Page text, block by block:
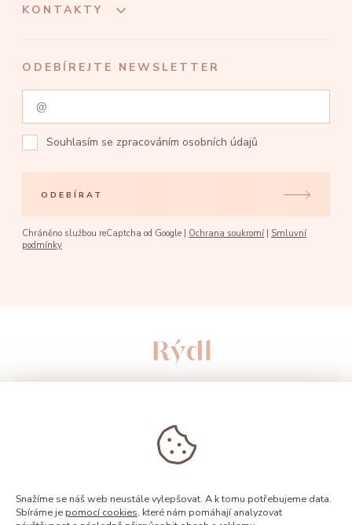
KONTAKTY
ODEBÍREJTE NEWSLETTER
Souhlasím se zpracováním osobních údajů
ODEBÍRAT
Chráněno službou reCaptcha od Google | Ochrana soukromí
Smluvní
podmínky
Snažíme se náš web neustále vylepšovat. A k tomu potřebujeme data.
Sbíráme je pomocí cookies, které nám pomáhají analyzovat